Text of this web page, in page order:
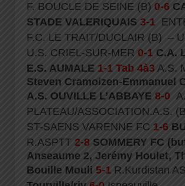
F. BOUCLE DE SEINE (B) 0-6
STADE VALERIQUAIS 3-1
F.C. LE TRAIT/DUCLAIR (B) –
U.S. CRIEL-SUR-MER 0-1 C.A.
E.S. AUMALE 1-1 Tab 4à3 A.S.
Steven Cramoizen-Emmanuel
A.S. OUVILLE L’ABBAYE 8-0
PLATEAU/ASSOCIATION.A.S.
ST-SAENS VARENNE FC 1-6
R.ASPTT 2-8 SOMMERY FC
Anseaume 2, Jerémy Houlet,
Bouille Mouli 5-1 R.Kurdistan